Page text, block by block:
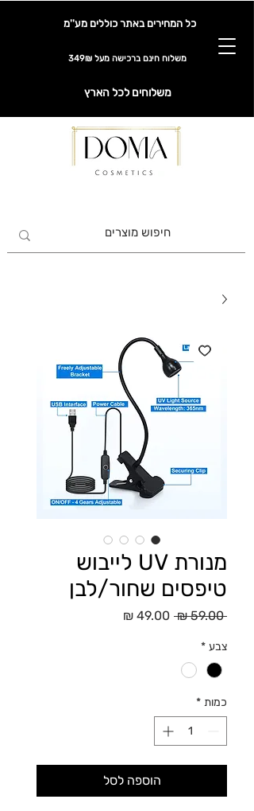
כל המחירים באתר כוללים מע''מ
משלוח חינם ברכישה מעל 349₪
משלוחים לכל הארץ
מנורת UV לייבוש
טיפסים שחור/לבן
‏59.00 ‏₪
מחיר
צבע *
כמות *
הוספה לסל